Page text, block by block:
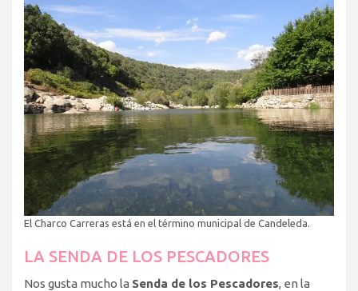
El Charco Carreras está en el término municipal de Candeleda.
LA SENDA DE LOS PESCADORES
Nos gusta mucho la Senda de los Pescadores, en la